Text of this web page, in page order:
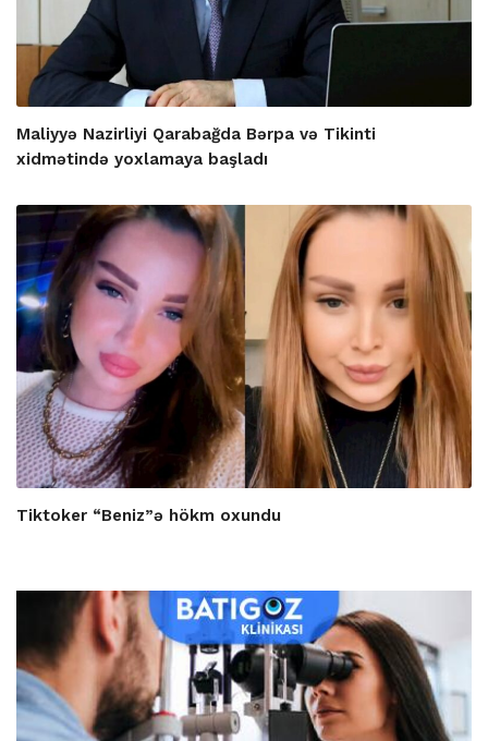
Maliyyə Nazirliyi Qarabağda Bərpa və Tikinti
xidmətində yoxlamaya başladı
Tiktoker “Beniz”ə hökm oxundu